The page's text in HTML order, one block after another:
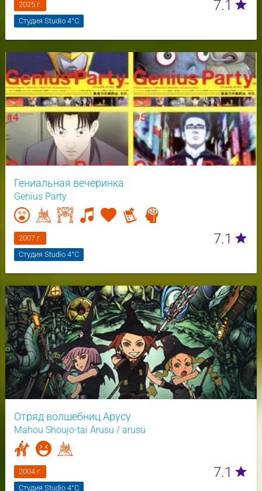
7.1 star
2025 г.
Студия Studio 4°C
Гениальная вечеринка
Genius Party
7.1 star
2007 г.
Студия Studio 4°C
Отряд волшебниц Арусу
Mahou Shoujo-tai Arusu / arusu
7.1 star
2004 г.
Студия Studio 4°C